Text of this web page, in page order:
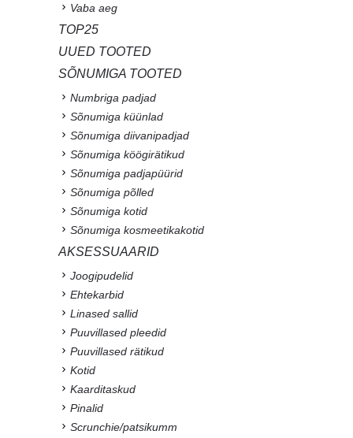
Vaba aeg
TOP25
UUED TOOTED
SÕNUMIGA TOOTED
Numbriga padjad
Sõnumiga küünlad
Sõnumiga diivanipadjad
Sõnumiga köögirätikud
Sõnumiga padjapüürid
Sõnumiga põlled
Sõnumiga kotid
Sõnumiga kosmeetikakotid
AKSESSUAARID
Joogipudelid
Ehtekarbid
Linased sallid
Puuvillased pleedid
Puuvillased rätikud
Kotid
Kaarditaskud
Pinalid
Scrunchie/patsikumm